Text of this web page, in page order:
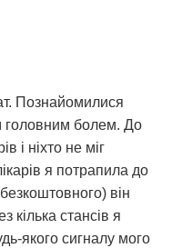
Познайомилися
головним болем. До
і ніхто не міг
я потрапила до
він
кілька стансів я
якого сигналу мого